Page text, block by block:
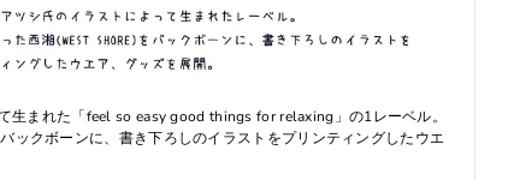
生まれた「feel so easy good things for relaxing」の1レーベル。
ックボーンに、書き下ろしのイラストをプリンティングしたウエ